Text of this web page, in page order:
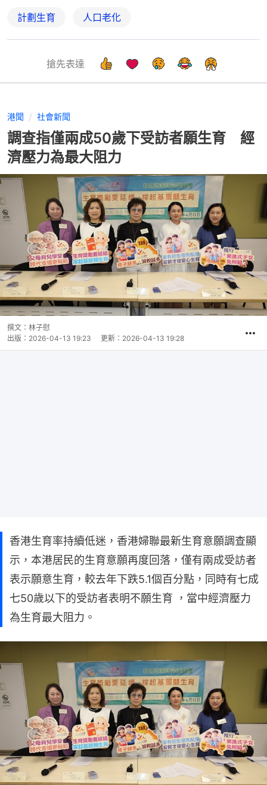
計劃生育 人口老化
搶先表達
港聞 社會新聞
調查指僅兩成50歲下受訪者願生育 經
濟壓力為最大阻力
撰文： 林子慰
出版： 2026-04-13 19:23 更新： 2026-04-13 19:28
香港生育率持續低迷，香港婦聯最新生育意願調查顯
示，本港居民的生育意願再度回落，僅有兩成受訪者
表示願意生育，較去年下跌5.1個百分點，同時有七成
七50歲以下的受訪者表明不願生育 ，當中經濟壓力
為生育最大阻力。